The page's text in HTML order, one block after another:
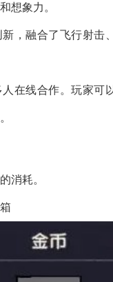
想象力。
，融合了飞行射击
在线合作。玩家可
消耗。